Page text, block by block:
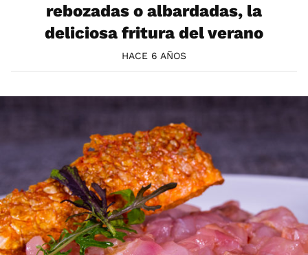
rebozadas o albardadas, la
deliciosa fritura del verano
HACE 6 AÑOS